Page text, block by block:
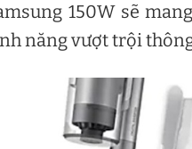
150W sẽ
năng vượt trội